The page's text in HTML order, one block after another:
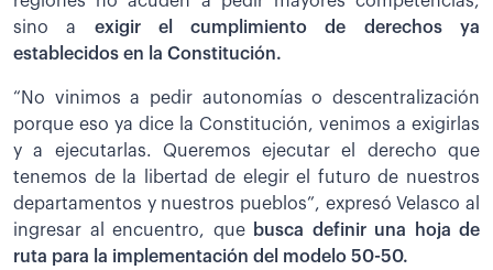
sino a exigir el cumplimiento de derechos ya
establecidos en la Constitución.
“No vinimos a pedir autonomías o descentralización
porque eso ya dice la Constitución, venimos a exigirlas
y a ejecutarlas. Queremos ejecutar el derecho que
tenemos de la libertad de elegir el futuro de nuestros
departamentos y nuestros pueblos”, expresó Velasco al
ingresar al encuentro, que
busca definir una hoja de
ruta para la implementación del modelo 50-50.